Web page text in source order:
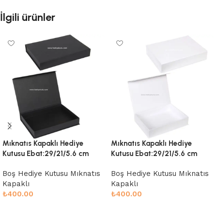
İlgili ürünler
Mıknatıs Kapaklı Hediye
Kutusu Ebat:29/21/5.6 cm
Boş Hediye Kutusu Mıknatıs
Kapaklı
₺400.00
Mıknatıs Kapaklı Hediye
Kutusu Ebat:29/21/5.6 cm
Boş Hediye Kutusu Mıknatıs
Kapaklı
₺400.00